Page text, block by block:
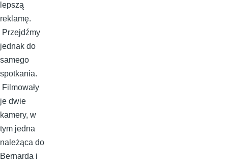
lepszą
reklamę.
Przejdźmy
jednak do
samego
spotkania.
Filmowały
je dwie
kamery, w
tym jedna
należąca do
Bernarda i